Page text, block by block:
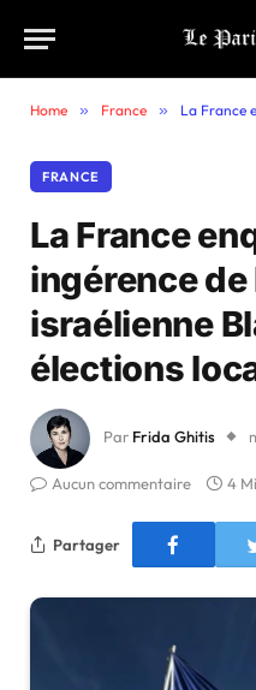
Home » France » La France enquête
FRANCE
La France
ingérence
israélienne
élections
Par Frida Ghitis
Aucun commentaire 4
Partager